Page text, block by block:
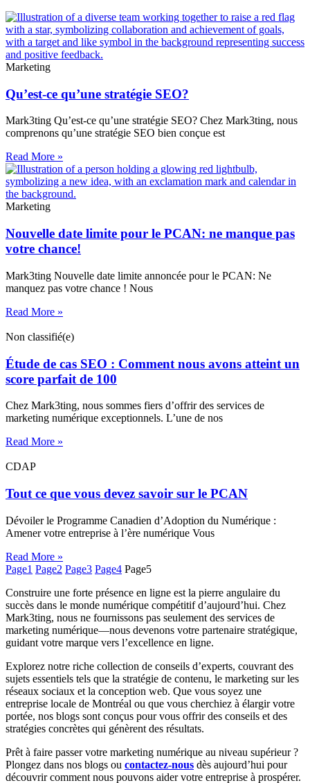
Marketing
Qu’est-ce qu’une stratégie SEO?
Mark3ting Qu’est-ce qu’une stratégie SEO? Chez Mark3ting, nous
comprenons qu’une stratégie SEO bien conçue est
Read More »
Marketing
Nouvelle date limite pour le PCAN: ne manque pas
votre chance!
Mark3ting Nouvelle date limite annoncée pour le PCAN: Ne
manquez pas votre chance ! Nous
Read More »
Non classifié(e)
Étude de cas SEO : Comment nous avons atteint un
score parfait de 100
Chez Mark3ting, nous sommes fiers d’offrir des services de
marketing numérique exceptionnels. L’une de nos
Read More »
CDAP
Tout ce que vous devez savoir sur le PCAN
Dévoiler le Programme Canadien d’Adoption du Numérique :
Amener votre entreprise à l’ère numérique Vous
Read More »
Page1 Page2 Page3 Page4 Page5
Construire une forte présence en ligne est la pierre angulaire du
succès dans le monde numérique compétitif d’aujourd’hui. Chez
Mark3ting, nous ne fournissons pas seulement des services de
marketing numérique—nous devenons votre partenaire stratégique,
guidant votre marque vers l’excellence en ligne.
Explorez notre riche collection de conseils d’experts, couvrant des
sujets essentiels tels que la stratégie de contenu, le marketing sur les
réseaux sociaux et la conception web. Que vous soyez une
entreprise locale de Montréal ou que vous cherchiez à élargir votre
portée, nos blogs sont conçus pour vous offrir des conseils et des
stratégies concrètes qui génèrent des résultats.
Prêt à faire passer votre marketing numérique au niveau supérieur ?
Plongez dans nos blogs ou contactez-nous dès aujourd’hui pour
découvrir comment nous pouvons aider votre entreprise à prospérer.